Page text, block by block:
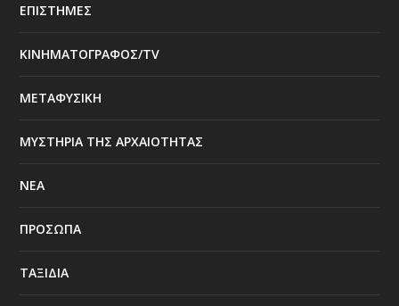
ΕΠΙΣΤΗΜΕΣ
ΚΙΝΗΜΑΤΟΓΡΑΦΟΣ/TV
ΜΕΤΑΦΥΣΙΚΗ
ΜΥΣΤΗΡΙΑ ΤΗΣ ΑΡΧΑΙΟΤΗΤΑΣ
ΝΕΑ
ΠΡΟΣΩΠΑ
ΤΑΞΙΔΙΑ